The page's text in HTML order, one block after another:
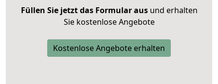
Füllen Sie jetzt das Formular ausund erhalten
Sie kostenlose Angebote
Kostenlose Angebote erhalten